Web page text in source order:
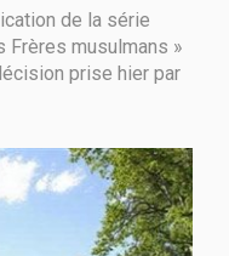
de la série
Frères musulmans »
prise hier par
des